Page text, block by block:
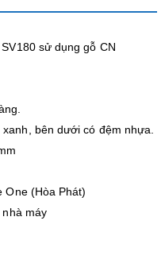
sử dụng gỗ CN
bên dưới có đệm nhựa.
One (Hòa Phát)
nhà máy